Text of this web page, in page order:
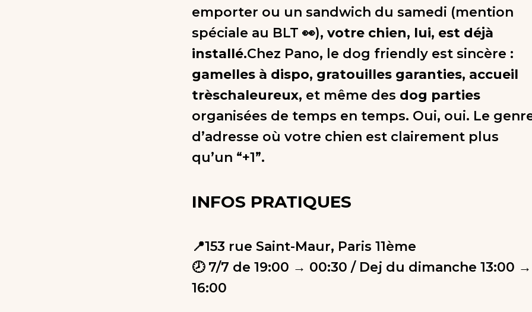
emporter ou un sandwich du samedi (mention
spéciale au BLT 👀), votre chien, lui, est déjà
installé.Chez Pano, le dog friendly est sincère :
gamelles à dispo, gratouilles garanties, accueil
trèschaleureux, et même des dog parties
organisées de temps en temps. Oui, oui. Le
d’adresse où votre chien est clairement plus
qu’un “+1”.
INFOS PRATIQUES
📍153 rue Saint-Maur, Paris 11ème
🕗 7/7 de 19:00 → 00:30 / Dej du dimanche 13:00 →
16:00